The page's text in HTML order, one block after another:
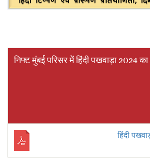
निफ्ट मुंबई परिसर में हिंदी पखवाड़ा 2024
हिंदी